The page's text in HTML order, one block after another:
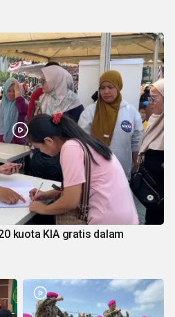
kuota KIA gratis dalam